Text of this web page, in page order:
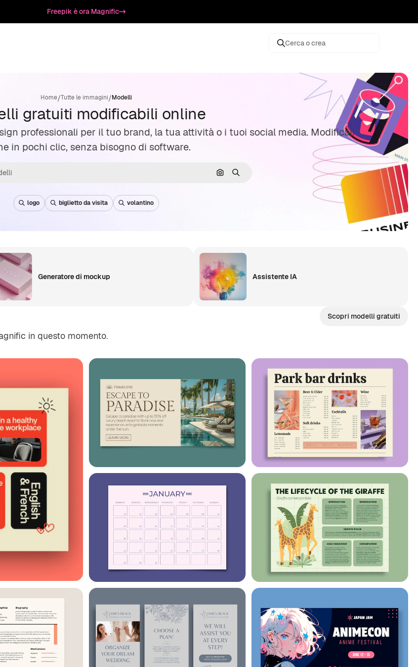
Freepik è ora Magnific
Cerca o crea
Home/Tutte le immagini/Modelli
gratuiti modificabili online
professionali per il tuo brand, la tua attività o i tuoi social media. Modificali
in pochi clic, senza bisogno di software.
Cerca per immagine
Ricerca
logo biglietto da visita volantino
Generatore di mockup Assistente IA
in questo momento.
Scopri modelli gratuiti